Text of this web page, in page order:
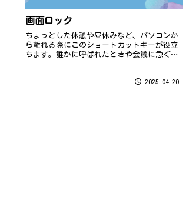
画面ロック
ちょっとした休憩や昼休みなど、パソコンか
ら離れる際にこのショートカットキーが役立
ちます。誰かに呼ばれたときや会議に急ぐと
windowsキーとLキーを押しましょう。こ...
2025.04.20